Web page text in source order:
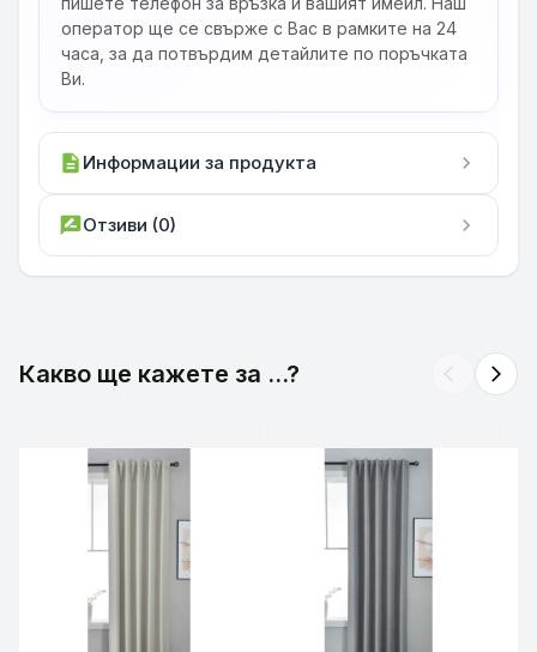
оператор ще се свърже с Вас в рамките на 24
часа, за да потвърдим детайлите по поръчката
Ви.
description Информации за продукта chevron_right
rate_reviewОтзиви (0) chevron_right
Какво ще кажете за ...? arrow_back_ios arrow_forward_ios